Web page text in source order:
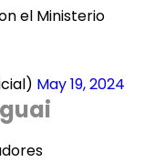
el Ministerio
May 19, 2024